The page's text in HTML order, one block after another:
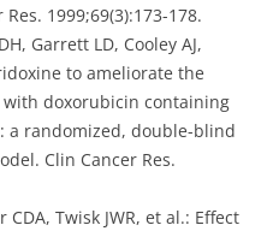
1999;69(3):173-178.
Garrett LD, Cooley AJ,
to ameliorate the
doxorubicin containing
a randomized, double-blind
Clin Cancer Res.
Twisk JWR, et al.: Effect